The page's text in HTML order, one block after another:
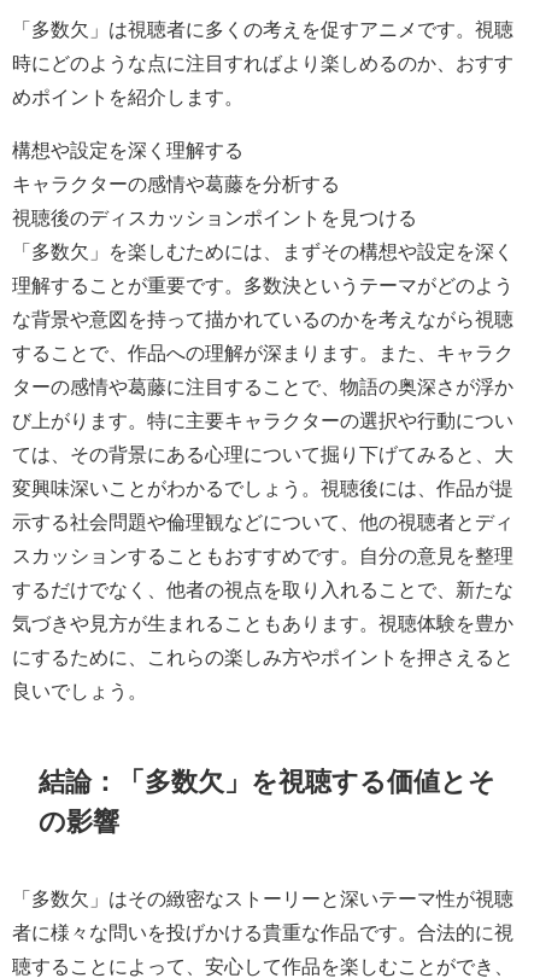
「多数欠」は視聴者に多くの考えを促すアニメです。視聴
時にどのような点に注目すればより楽しめるのか、おすす
めポイントを紹介します。
構想や設定を深く理解する
キャラクターの感情や葛藤を分析する
視聴後のディスカッションポイントを見つける
「多数欠」を楽しむためには、まずその構想や設定を深く
理解することが重要です。多数決というテーマがどのよう
な背景や意図を持って描かれているのかを考えながら視聴
することで、作品への理解が深まります。また、キャラク
ターの感情や葛藤に注目することで、物語の奥深さが浮か
び上がります。特に主要キャラクターの選択や行動につい
ては、その背景にある心理について掘り下げてみると、大
変興味深いことがわかるでしょう。視聴後には、作品が提
示する社会問題や倫理観などについて、他の視聴者とディ
スカッションすることもおすすめです。自分の意見を整理
するだけでなく、他者の視点を取り入れることで、新たな
気づきや見方が生まれることもあります。視聴体験を豊か
にするために、これらの楽しみ方やポイントを押さえると
良いでしょう。
結論：「多数欠」を視聴する価値とそ
の影響
「多数欠」はその緻密なストーリーと深いテーマ性が視聴
者に様々な問いを投げかける貴重な作品です。合法的に視
聴することによって、安心して作品を楽しむことができ、